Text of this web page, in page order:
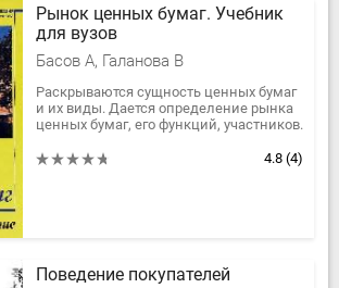
Рынок ценных бумаг. Учебник
для вузов
Басов А, Галанова В
Раскрываются сущность ценных бумаг
и их виды. Дается определение рынка
ценных бумаг, его функций, участников.
рынке ценных бумаг,...
4.8 (4)
Поведение покупателей